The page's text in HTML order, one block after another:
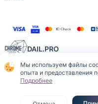
Мы используем файлы
опыта и предоставления
Подробнее
DAIL.PRO
Отличные люди —
самостоятельно на